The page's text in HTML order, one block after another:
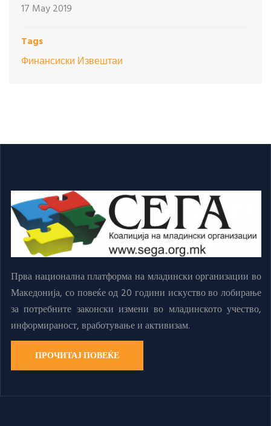
17 May 2019
Tags
Финансиски Извештаи
Прва национална платформа на младински организации во
Македонија, со повеќе од 20 години искуство во лобирање
за потребните законски измени во младинското учество,
информираност, вработување и активизам.
ПРОЧИТАЈ ПОВЕЌЕ